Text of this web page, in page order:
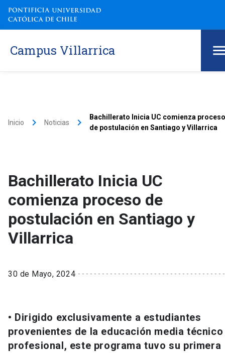
Campus Villarrica
Inicio keyboard_arrow_right Noticias keyboard_arrow_right
Bachillerato Inicia UC comienza proceso
de postulación en Santiago y Villarrica
Bachillerato Inicia UC
comienza proceso de
postulación en Santiago y
Villarrica
30 de Mayo, 2024
• Dirigido exclusivamente a estudiantes
provenientes de la educación media técnico
profesional, este programa tuvo su primera